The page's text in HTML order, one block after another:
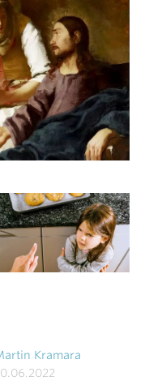
Kramara